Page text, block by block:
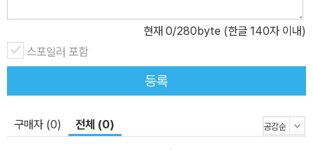
현재 0/280byte (한글 140자 이내)
스포일러 포함
등록
구매자 (0) 전체 (0)